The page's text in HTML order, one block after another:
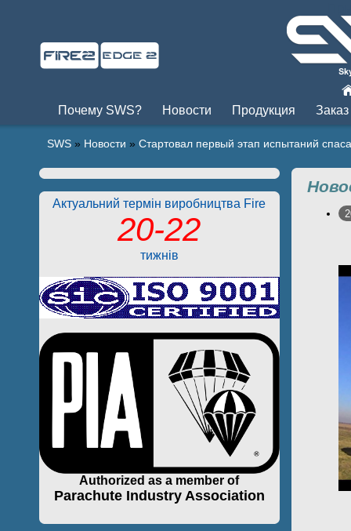
Почему SWS? Новости Продукция Заказ
SWS » Новости » Стартовал первый этап испытаний
Актуальний термін виробництва Fire
20-22
тижнів
Authorized as a member of
Parachute Industry Association